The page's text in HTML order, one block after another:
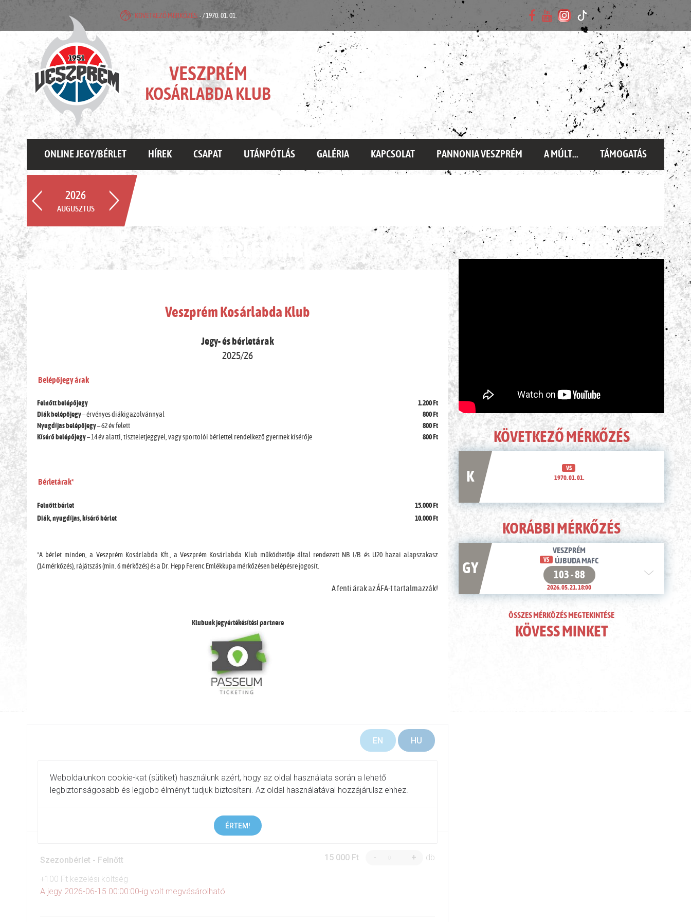
KÖVETKEZŐ MÉRKŐZÉS: - / 1970. 01. 01.
VESZPRÉM
KOSÁRLABDA KLUB
ONLINE JEGY/BÉRLET HÍREK CSAPAT UTÁNPÓTLÁS GALÉRIA KAPCSOLAT PANNONIA VESZPRÉM A MÚLT... TÁMOGATÁS
2026
AUGUSZTUS
JEGY-, BÉRLET ÁRAK
Veszprém Kosárlabda Klub
Jegy- és bérletárak
2025/26
Belépőjegy árak
Felnőtt belépőjegy
1.200 Ft
Diák belépőjegy– érvényes diákigazolvánnyal
800 Ft
Nyugdíjas belépőjegy– 62 év felett
800 Ft
Kísérő belépőjegy– 14 év alatti, tiszteletjeggyel, vagy sportolói bérlettel rendelkező gyermek kísérője 800 Ft
Bérletárak*
Felnőtt bérlet
15.000 Ft
Diák, nyugdíjas, kísérő bérlet
10.000 Ft
*A bérlet minden, a Veszprém Kosárlabda Kft., a Veszprém Kosárlabda Klub működtetője által rendezett NB I/B és U20 hazai alapszakasz
(14 mérkőzés), rájátszás (min. 6 mérkőzés) és a Dr. Hepp Ferenc Emlékkupa mérkőzésen belépésre jogosít.
A fenti árak az ÁFA-t tartalmazzák!
Klubunk jegyértékésítési partnere
EN HU
2025/26 NB I/B Piros csoport
Veszprém, Vetési Albert Gimnázium
Szezonbérlet - Felnőtt
+100 Ft kezelési költség
A jegy 2026-06-15 00:00:00-ig volt megvásárolható
15 000 Ft - + db
Weboldalunkon cookie-kat (sütiket) használunk azért, hogy az oldal használata során a lehető
legbiztonságosabb és legjobb élményt tudjuk biztosítani. Az oldal használatával hozzájárulsz ehhez.
ÉRTEM!
ÉLŐ KÖZVETÍTÉS
KÖVETKEZŐ MÉRKŐZÉS
K
VS
1970. 01. 01.
KORÁBBI MÉRKŐZÉS
GY
VESZPRÉM
VS ÚJBUDA MAFC
103 - 88
2026. 05. 21. 18:00
ÖSSZES MÉRKŐZÉS MEGTEKINTÉSE
KÖVESS MINKET